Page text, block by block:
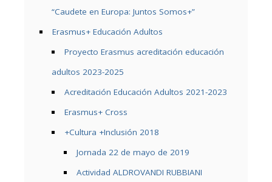
“Caudete en Europa: Juntos Somos+”
Erasmus+ Educación Adultos
Proyecto Erasmus acreditación educación
adultos 2023-2025
Acreditación Educación Adultos 2021-2023
Erasmus+ Cross
+Cultura +Inclusión 2018
Jornada 22 de mayo de 2019
Actividad ALDROVANDI RUBBIANI